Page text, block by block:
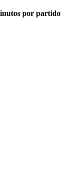
por partido